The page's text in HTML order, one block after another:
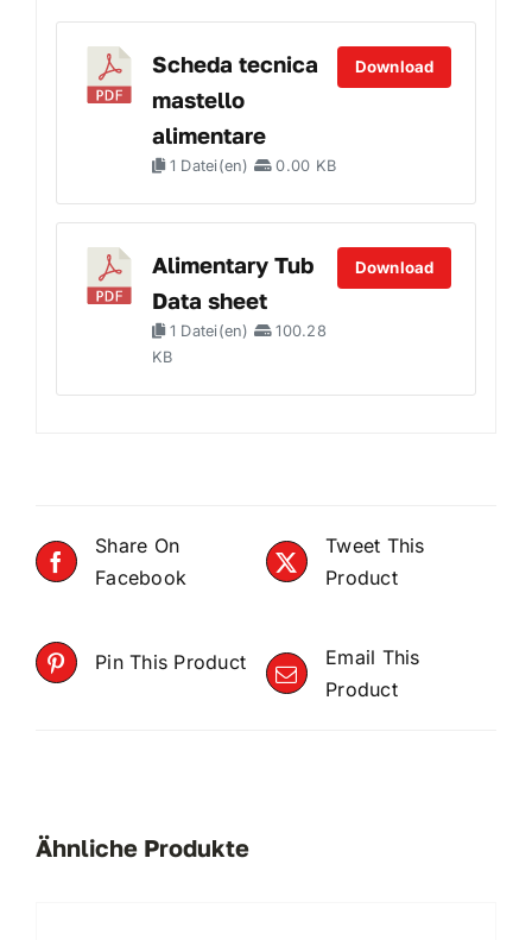
Scheda tecnica
mastello
alimentare
1 Datei(en) 0.00 KB
Download
Alimentary Tub
Data sheet
1 Datei(en)
100.28
KB
Download
Share On
Facebook
Tweet This
Product
Pin This Product
Email This
Product
Ähnliche Produkte